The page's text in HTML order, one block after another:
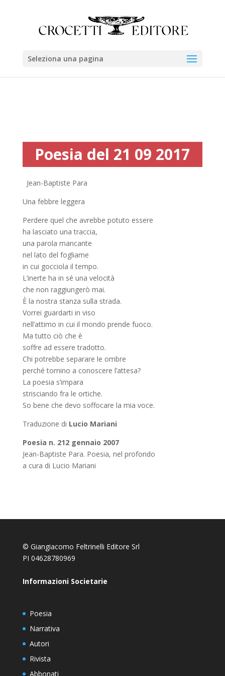
Seleziona una pagina
Poesia del 21 09 2017
Jean-Baptiste Para
Una febbre leggera
Perdere quel che avrebbe potuto essere
ha lasciato una traccia,
una parola mancante
nel lato del fogliame
in cui gocciola il tempo.
L’inerte ha in sé una velocità
che non raggiungerò mai.
È la nostra stanza sulla strada.
Vorrei guardarti in viso
nell’attimo in cui il mondo prende fuoco.
Ma tutto ciò che è
soffre ad essere tradotto.
Chi potrebbe separare le ombre
perché tornino a conoscere l’attesa?
La poesia s’impara
strisciando fra le ortiche.
So bene che devo soffocare la mia voce.
Traduzione di Lucio Mariani
Poesia n. 212 gennaio 2007
Jean-Baptiste Para. Poesia, nel profondo
a cura di Lucio Mariani
© Giangiacomo Feltrinelli Editore Srl
PI 04628780969
Informazioni Societarie
Poesia
Narrativa
Autori
Rivista
Abbonati